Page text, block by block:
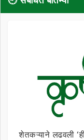
शेतकऱ्याने लढवली